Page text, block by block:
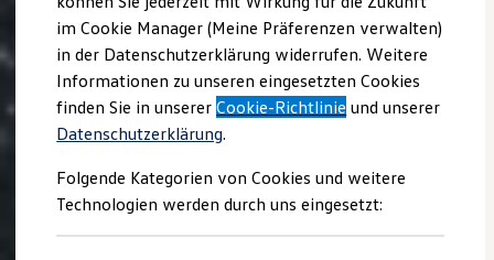
Aktuelle Angebote
E-Auto-Förderung
Volkswagen Marktplatz
Die ENERGY Sondermodelle
Junge Gebrauchtwagen und Gebrauchtwagen
Volkswagen Zertifizierte Gebrauchtwagen
Elektromobilität bei Gebrauchtwagen
Saisonangebote
Reifenpakete
Leasing
Leasing-Angebote
Felgenbreite: zwischen 5,5 und 7,5 Zoll
Felgenbauart: J
Einpresstiefe: zwischen 47 und 50 mm
Tipp:Je größer die Felgen, desto kleiner wird der
Abstand zwischen Reifen und Radmulden. Dieser
im Cookie Manager (Meine Präferenzen verwalten)
in der Datenschutzerklärung widerrufen. Weitere
Informationen zu unseren eingesetzten Cookies
finden Sie in unsererCookie-Richtlinie und unserer
Datenschutzerklärung.
Folgende Kategorien von Cookies und weitere
Technologien werden durch uns eingesetzt: